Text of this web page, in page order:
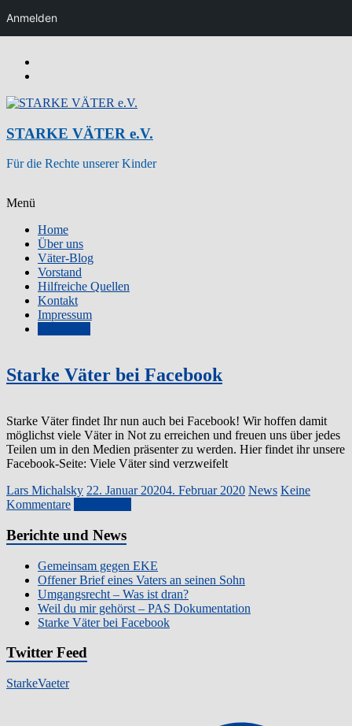
Anmelden
Inhalt
wechseln
STARKE VÄTER e.V.
Für die Rechte unserer Kinder
Menü
Home
Über uns
Väter-Blog
Vorstand
Hilfreiche Quellen
Kontakt
Impressum
Starke Väter bei Facebook
Starke Väter findet Ihr nun auch bei Facebook! Wir hoffen damit
möglichst viele Väter in Not zu erreichen und freuen uns über jedes
Teilen um in den Medien präsenter zu werden. Hier findet ihr unsere
Facebook-Seite: Viele Väter sind verzweifelt
Lars Michalsky 22. Januar 20204. Februar 2020 News Keine
Kommentare
Berichte und News
Gemeinsam gegen EKE
Offener Brief eines Vaters an seinen Sohn
Umgangsrecht – Was ist dran?
Weil du mir gehörst – PAS Dokumentation
Starke Väter bei Facebook
Twitter Feed
StarkeVaeter